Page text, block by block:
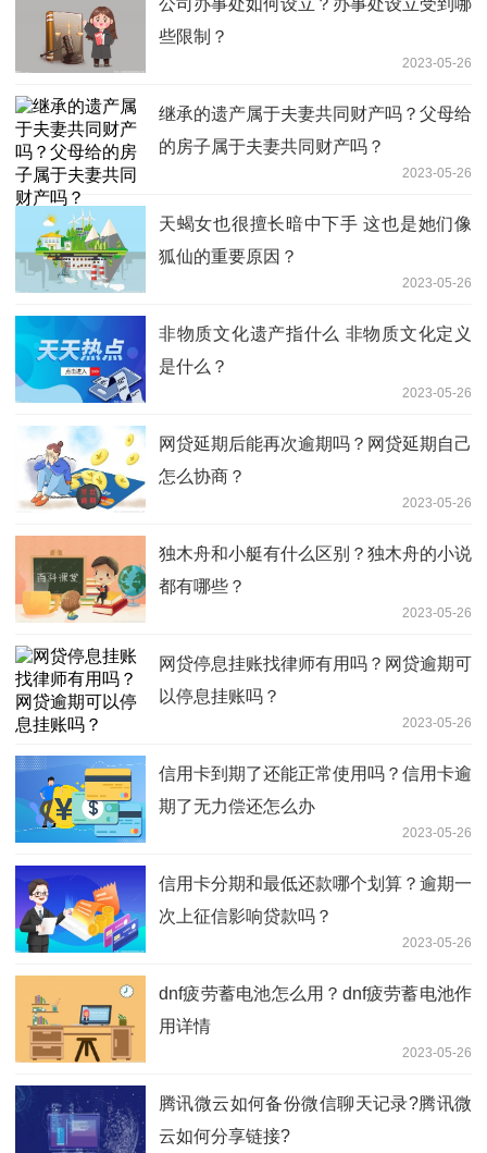
些限制？
2023-05-26
继承的遗产属于夫妻共同财产吗？父母给
的房子属于夫妻共同财产吗？
2023-05-26
天蝎女也很擅长暗中下手 这也是她们像
狐仙的重要原因？
2023-05-26
非物质文化遗产指什么 非物质文化定义
是什么？
2023-05-26
网贷延期后能再次逾期吗？网贷延期自己
怎么协商？
2023-05-26
独木舟和小艇有什么区别？独木舟的小说
都有哪些？
2023-05-26
网贷停息挂账找律师有用吗？网贷逾期可
以停息挂账吗？
2023-05-26
信用卡到期了还能正常使用吗？信用卡逾
期了无力偿还怎么办
2023-05-26
信用卡分期和最低还款哪个划算？逾期一
次上征信影响贷款吗？
2023-05-26
dnf疲劳蓄电池怎么用？dnf疲劳蓄电池作
用详情
2023-05-26
腾讯微云如何备份微信聊天记录?腾讯微
云如何分享链接?